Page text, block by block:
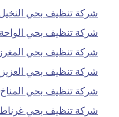
شركة تنظيف بحي
شركة تنظيف بحي
شركة تنظيف بحي
شركة تنظيف بحي
شركة تنظيف بحي
شركة تنظيف بحي